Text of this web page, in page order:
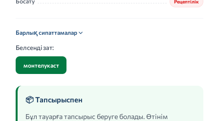
Рецептілік
Барлық сипаттамалар
Белсенді зат:
монтелукаст
📦 Тапсырыспен
Бұл тауарға тапсырыс беруге болады. Өтінім